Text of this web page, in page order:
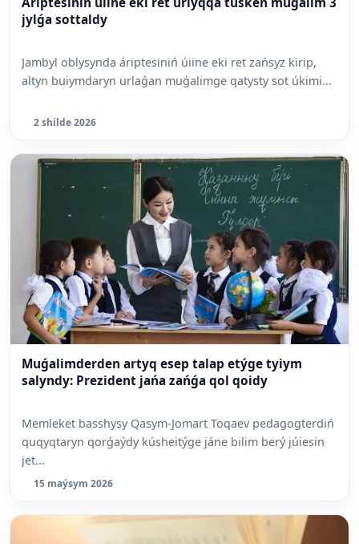
jylǵa sottaldy
Jambyl oblysynda áriptesiniń úiine eki ret zańsyz kirip,
altyn buiymdaryn urlaǵan muǵalimge qatysty sot úkimi...
2 shilde 2026
Muǵalimderden artyq esep talap etýge tyiym
salyndy: Prezident jańa zańǵa qol qoidy
Memleket basshysy Qasym-Jomart Toqaev pedagogterdiń
quqyqtaryn qorǵaýdy kúsheitýge jáne bilim berý júiesin
jet...
15 maýsym 2026